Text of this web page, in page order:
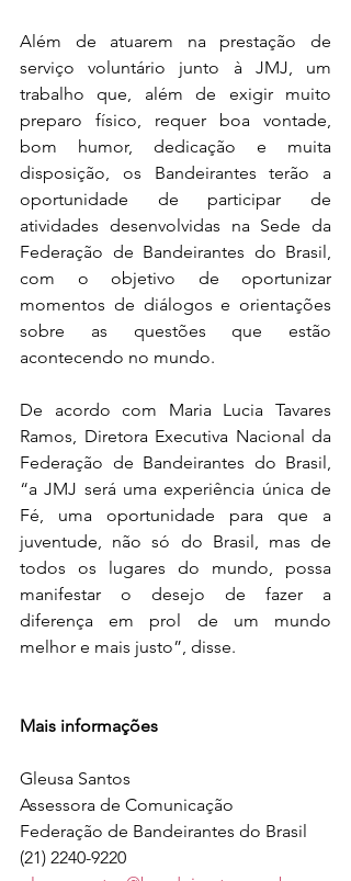
Além de atuarem na prestação de
serviço voluntário junto à JMJ, um
trabalho que, além de exigir muito
preparo físico, requer boa vontade,
bom humor, dedicação e muita
disposição, os Bandeirantes terão a
oportunidade de participar de
atividades desenvolvidas na Sede da
Federação de Bandeirantes do Brasil,
com o objetivo de oportunizar
momentos de diálogos e orientações
sobre as questões que estão
acontecendo no mundo.
De acordo com Maria Lucia Tavares
Ramos, Diretora Executiva Nacional da
Federação de Bandeirantes do Brasil,
“a JMJ será uma experiência única de
Fé, uma oportunidade para que a
juventude, não só do Brasil, mas de
todos os lugares do mundo, possa
manifestar o desejo de fazer a
diferença em prol de um mundo
melhor e mais justo”, disse.
Mais informações
Gleusa Santos
Assessora de Comunicação
Federação de Bandeirantes do Brasil
(21) 2240-9220